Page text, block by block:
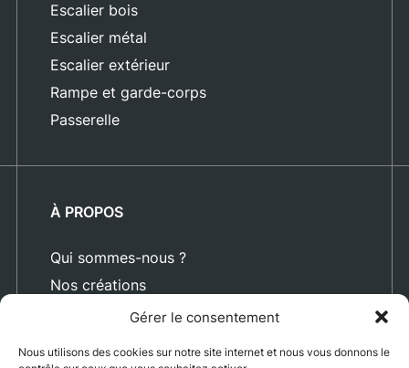
Gérer le consentement
Nous utilisons des cookies sur notre site internet et nous vous donnons le
Escalier bois
Escalier métal
Escalier extérieur
Rampe et garde-corps
Passerelle
À PROPOS
Qui sommes-nous ?
Nos créations